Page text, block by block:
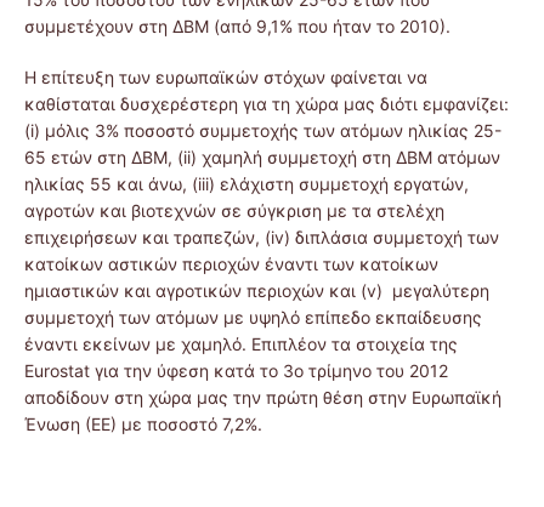
συμμετέχουν στη ΔΒΜ (από 9,1% που ήταν το 2010).
Η επίτευξη των ευρωπαϊκών στόχων φαίνεται να
καθίσταται δυσχερέστερη για τη χώρα μας διότι εμφανίζει:
(i) μόλις 3% ποσοστό συμμετοχής των ατόμων ηλικίας 25-
65 ετών στη ΔΒΜ, (ii) χαμηλή συμμετοχή στη ΔΒΜ ατόμων
ηλικίας 55 και άνω, (iii) ελάχιστη συμμετοχή εργατών,
αγροτών και βιοτεχνών σε σύγκριση με τα στελέχη
επιχειρήσεων και τραπεζών, (iv) διπλάσια συμμετοχή των
κατοίκων αστικών περιοχών έναντι των κατοίκων
ημιαστικών και αγροτικών περιοχών και (v) μεγαλύτερη
συμμετοχή των ατόμων με υψηλό επίπεδο εκπαίδευσης
έναντι εκείνων με χαμηλό. Επιπλέον τα στοιχεία της
Eurostat για την ύφεση κατά το 3ο τρίμηνο του 2012
αποδίδουν στη χώρα μας την πρώτη θέση στην Ευρωπαϊκή
Ένωση (ΕΕ) με ποσοστό 7,2%.